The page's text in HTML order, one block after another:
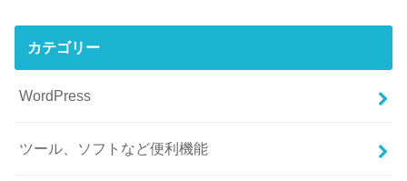
カテゴリー
WordPress
ツール、ソフトなど便利機能